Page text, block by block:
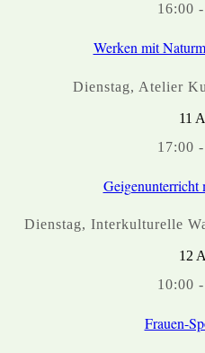
16:00 -
Werken mit
Dienstag, Atelier
11
17:00 -
Geigenunterricht
Dienstag, Interkulturelle
12
10:00 -
Frauen-